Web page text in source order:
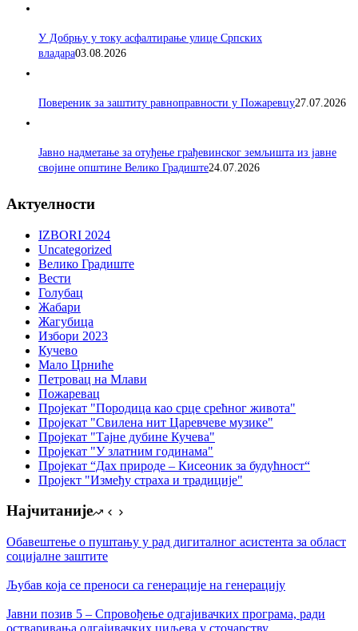
У Добрњу у току асфалтирање улице Српских
владара03.08.2026
Повереник за заштиту равноправности у Пожаревцу27.07.2026
Јавно надметање за отуђење грађевинског земљишта из јавне
својине општине Велико Градиште24.07.2026
Актуелности
IZBORI 2024
Uncategorized
Велико Градиште
Вести
Голубац
Жабари
Жагубица
Избори 2023
Кучево
Мало Црниће
Петровац на Млави
Пожаревац
Пројекат "Породица као срце срећног живота"
Пројекат "Свилена нит Царевчеве музике"
Пројекат "Тајне дубине Кучева"
Пројекат "У златним годинама"
Пројекат “Дах природе – Кисеоник за будућност“
Пројект "Између страха и традиције"
Најчитаније
Обавештење о пуштању у рад дигиталног асистента за област
социјалне заштите
Љубав која се преноси са генерације на генерацију
Јавни позив 5 – Спровођење одгајивачких програма, ради
остваривања одгајивачких циљева у сточарству